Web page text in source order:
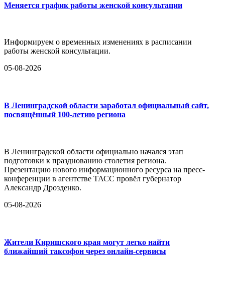
Меняется график работы женской консультации
Информируем о временных изменениях в расписании
работы женской консультации.
05-08-2026
В Ленинградской области заработал официальный сайт,
посвящённый 100-летию региона
В Ленинградской области официально начался этап
подготовки к празднованию столетия региона.
Презентацию нового информационного ресурса на пресс-
конференции в агентстве ТАСС провёл губернатор
Александр Дрозденко.
05-08-2026
Жители Киришского края могут легко найти
ближайший таксофон через онлайн-сервисы